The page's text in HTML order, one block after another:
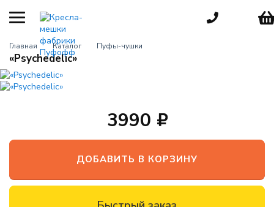
КАТЕГОРИИ
Кресла-мешки
груши
взрослых
кресла
Главная Каталог Пуфы-чушки
«Psychedelic»
3990
ДОБАВИТЬ В КОРЗИНУ